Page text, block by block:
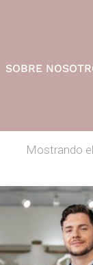
SOBRE
Mostrando